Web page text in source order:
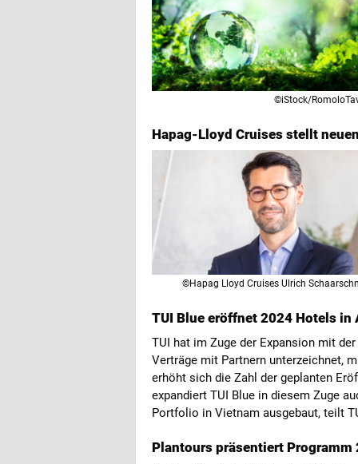
©iStock/
Hapag-Lloyd Cruises stellt
©Hapag Lloyd Cruises Ulrich
TUI Blue eröffnet 2024 Hotels in
TUI hat im Zuge der Expansion mit
Verträge mit Partnern unterzeichnet,
erhöht sich die Zahl der geplanten
expandiert TUI Blue in diesem Zuge
Portfolio in Vietnam ausgebaut, teilt
Plantours präsentiert Programm